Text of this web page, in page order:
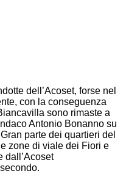
dell’Acoset, forse nel
con la conseguenza
sono rimaste a
Antonio Bonanno su
parte dei quartieri del
zone di viale dei Fiori e
dall’Acoset